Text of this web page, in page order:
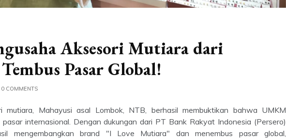
Aksesori Mutiara dari
Pasar Global!
0 COMMENTS
mutiara, Mahayusi asal Lombok, NTB, berhasil membuktikan bahwa UMKM
internasional. Dengan dukungan dari PT Bank Rakyat Indonesia (Persero)
mengembangkan brand "I Love Mutiara" dan menembus pasar global,